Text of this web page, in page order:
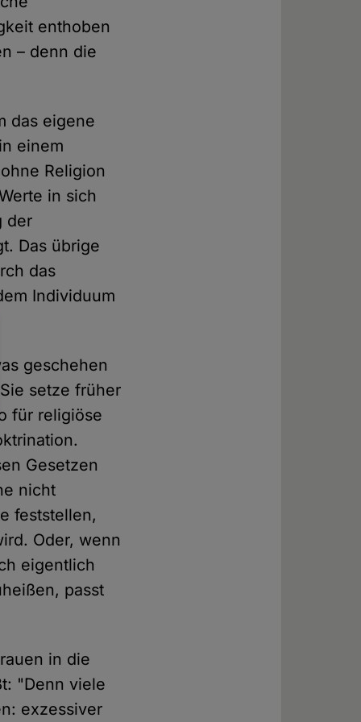
enthoben
– denn die
das eigene
einem
Religion
in sich
der
Das übrige
das
Individuum
geschehen
setze früher
für religiöse
Gesetzen
nicht
feststellen,
Oder, wenn
eigentlich
passt
in die
"Denn viele
exzessiver